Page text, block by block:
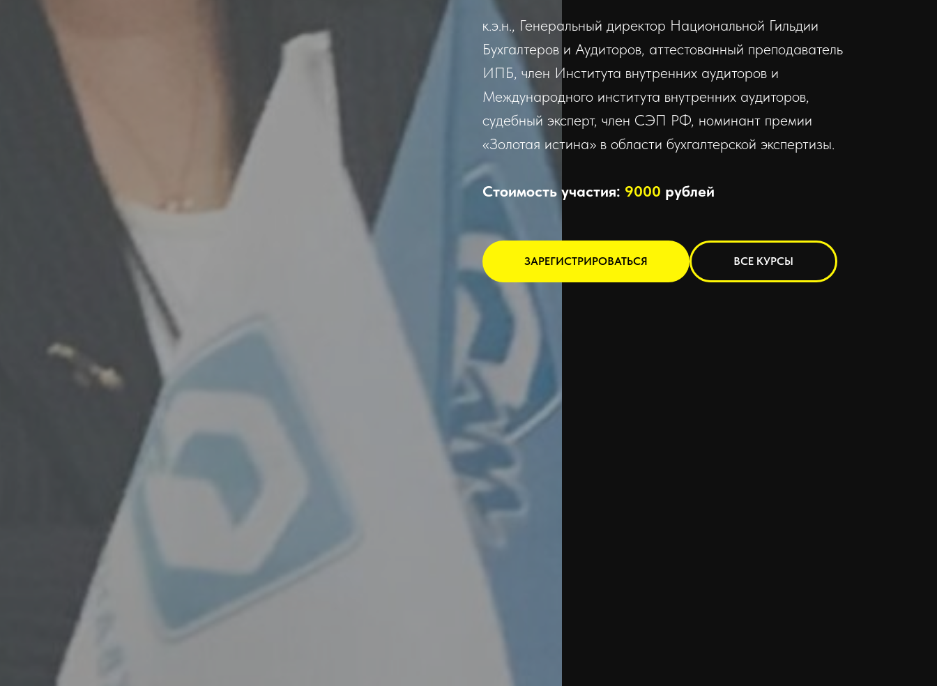
к.э.н., Генеральный директор Национальной Гильдии
Бухгалтеров и Аудиторов, аттестованный преподаватель
ИПБ, член Института внутренних аудиторов и
Международного института внутренних аудиторов,
судебный эксперт, член СЭП РФ, номинант премии
«Золотая истина» в области бухгалтерской экспертизы.
Стоимость участия: 9000 рублей
ЗАРЕГИСТРИРОВАТЬСЯ ВСЕ КУРСЫ